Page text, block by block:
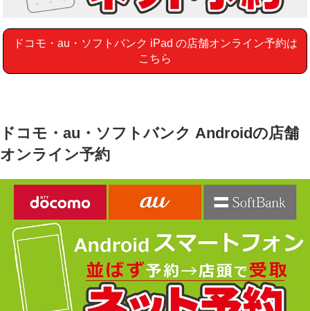
ドコモ・au・ソフトバンク iPad の店舗オンライン予約は
こちら
ドコモ・au・ソフトバンク Androidの店舗
オンライン予約